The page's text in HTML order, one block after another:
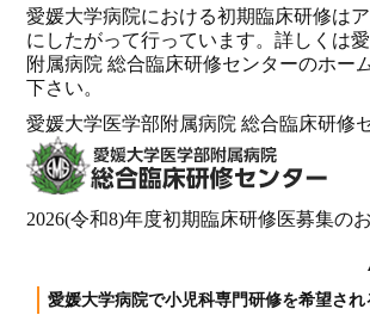
愛媛大学病院における初期臨床研修は
にしたがって行っています。詳しくは
附属病院 総合臨床研修センターのホー
下さい。
愛媛大学医学部附属病院 総合臨床研修
2026(令和8)年度初期臨床研修医募集の
愛媛大学病院で小児科専門研修を希望され